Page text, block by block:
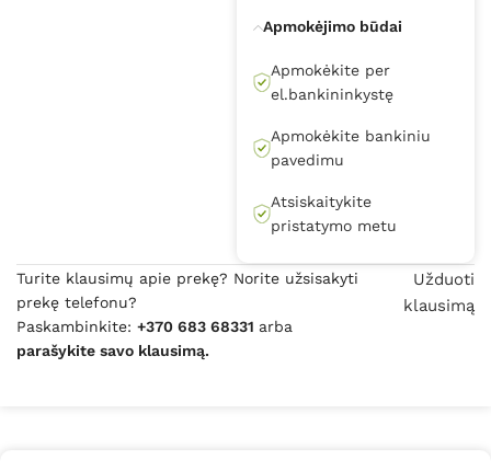
Apmokėjimo būdai
Apmokėkite per
el.bankininkystę
Apmokėkite bankiniu
pavedimu
Atsiskaitykite
pristatymo metu
Turite klausimų apie prekę? Norite užsisakyti
prekę telefonu?
Paskambinkite: +370 683 68331 arba
parašykite savo klausimą.
Užduoti
klausimą